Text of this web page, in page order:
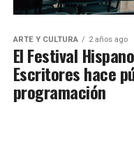
ARTE Y CULTURA 2 años ago
El Festival
Escritores hace
programación